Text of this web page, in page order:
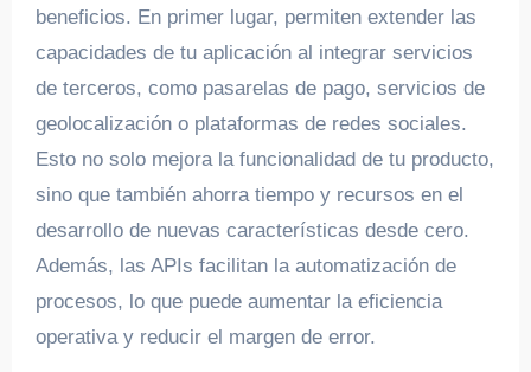
beneficios. En primer lugar, permiten extender las
capacidades de tu aplicación al integrar servicios
de terceros, como pasarelas de pago, servicios de
geolocalización o plataformas de redes sociales.
Esto no solo mejora la funcionalidad de tu producto,
sino que también ahorra tiempo y recursos en el
desarrollo de nuevas características desde cero.
Además, las APIs facilitan la automatización de
procesos, lo que puede aumentar la eficiencia
operativa y reducir el margen de error.